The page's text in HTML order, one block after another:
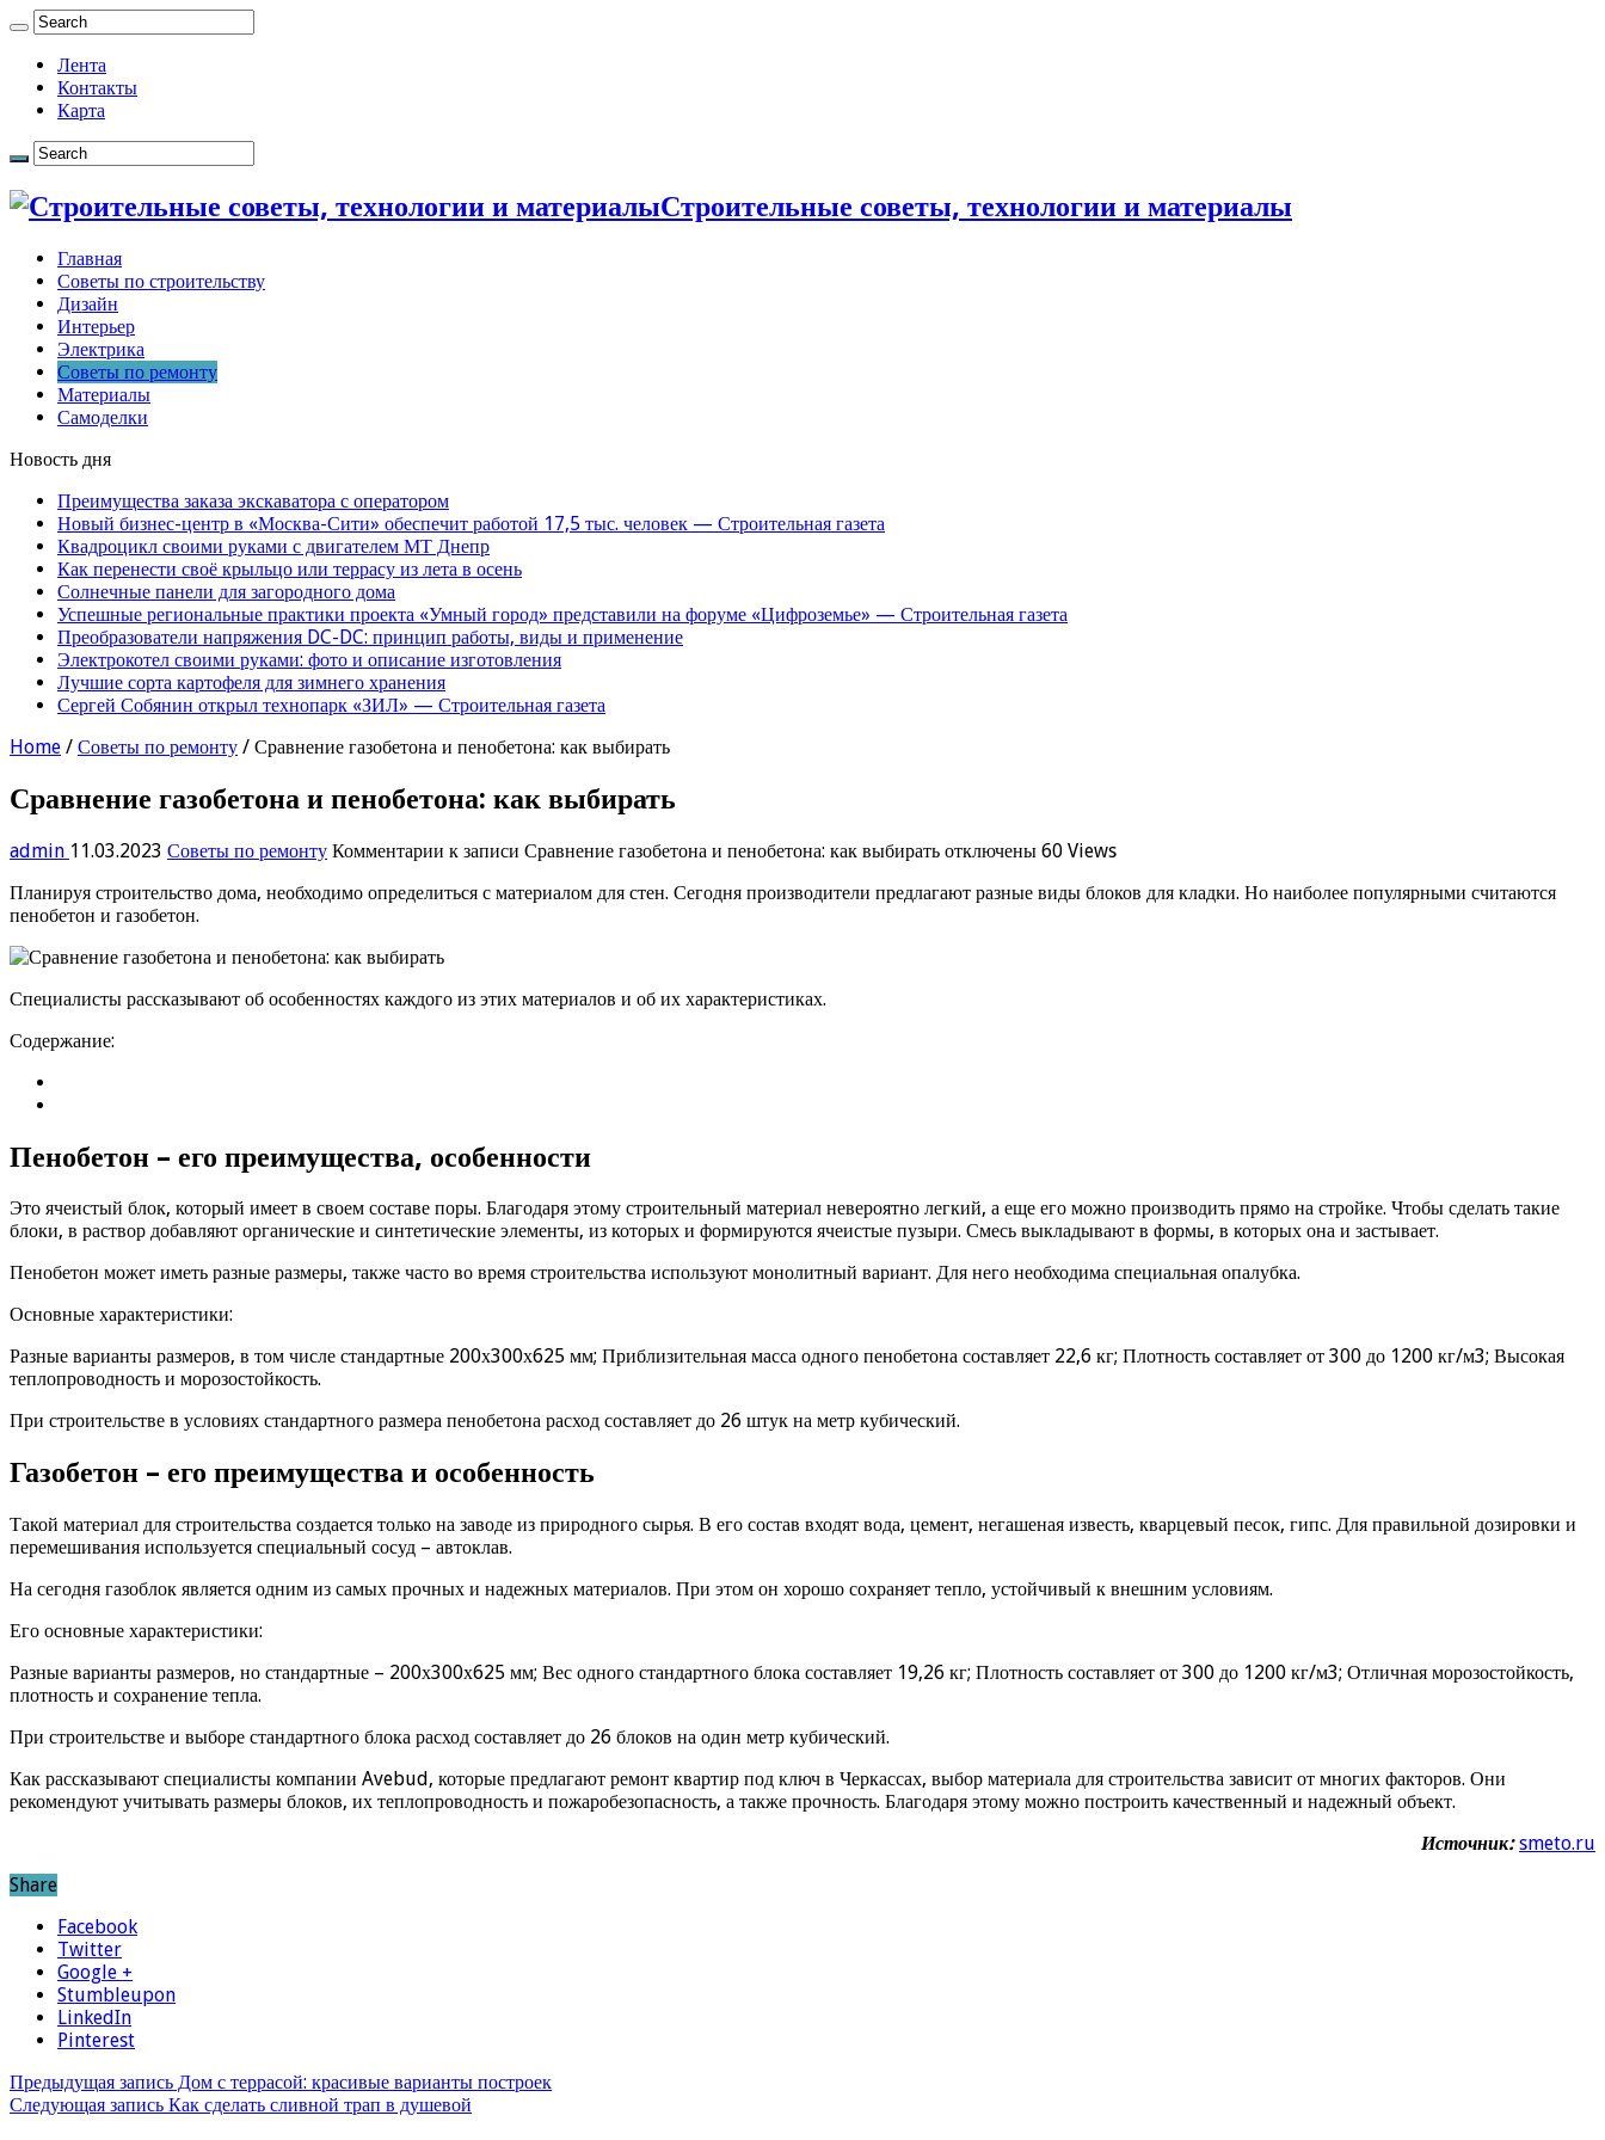
Лента
Контакты
Карта
Строительные советы, технологии и материалы
Главная
Советы по строительству
Дизайн
Интерьер
Электрика
Советы по ремонту
Материалы
Самоделки
Новость дня
Преимущества заказа экскаватора с оператором
Новый бизнес-центр в «Москва-Сити» обеспечит работой 17,5 тыс. человек — Строительная газета
Квадроцикл своими руками с двигателем МТ Днепр
Как перенести своё крыльцо или террасу из лета в осень
Солнечные панели для загородного дома
Успешные региональные практики проекта «Умный город» представили на форуме «Цифроземье» — Строительная газета
Преобразователи напряжения DC-DC: принцип работы, виды и применение
Электрокотел своими руками: фото и описание изготовления
Лучшие сорта картофеля для зимнего хранения
Сергей Собянин открыл технопарк «ЗИЛ» — Строительная газета
Home / Советы по ремонту / Сравнение газобетона и пенобетона: как выбирать
Сравнение газобетона и пенобетона: как выбирать
admin 11.03.2023 Советы по ремонту Комментарии к записи Сравнение газобетона и пенобетона: как выбирать отключены 60 Views
Планируя строительство дома, необходимо определиться с материалом для стен. Сегодня производители предлагают разные виды блоков для кладки. Но наиболее популярными считаются
пенобетон и газобетон.
Специалисты рассказывают об особенностях каждого из этих материалов и об их характеристиках.
Содержание:
Пенобетон – его преимущества, особенности
Это ячеистый блок, который имеет в своем составе поры. Благодаря этому строительный материал невероятно легкий, а еще его можно производить прямо на стройке. Чтобы сделать такие
блоки, в раствор добавляют органические и синтетические элементы, из которых и формируются ячеистые пузыри. Смесь выкладывают в формы, в которых она и застывает.
Пенобетон может иметь разные размеры, также часто во время строительства используют монолитный вариант. Для него необходима специальная опалубка.
Основные характеристики:
Разные варианты размеров, в том числе стандартные 200х300х625 мм; Приблизительная масса одного пенобетона составляет 22,6 кг; Плотность составляет от 300 до 1200 кг/м3; Высокая
теплопроводность и морозостойкость.
При строительстве в условиях стандартного размера пенобетона расход составляет до 26 штук на метр кубический.
Газобетон – его преимущества и особенность
Такой материал для строительства создается только на заводе из природного сырья. В его состав входят вода, цемент, негашеная известь, кварцевый песок, гипс. Для правильной дозировки и
перемешивания используется специальный сосуд – автоклав.
На сегодня газоблок является одним из самых прочных и надежных материалов. При этом он хорошо сохраняет тепло, устойчивый к внешним условиям.
Его основные характеристики:
Разные варианты размеров, но стандартные – 200х300х625 мм; Вес одного стандартного блока составляет 19,26 кг; Плотность составляет от 300 до 1200 кг/м3; Отличная морозостойкость,
плотность и сохранение тепла.
При строительстве и выборе стандартного блока расход составляет до 26 блоков на один метр кубический.
Как рассказывают специалисты компании Avebud, которые предлагают ремонт квартир под ключ в Черкассах, выбор материала для строительства зависит от многих факторов. Они
рекомендуют учитывать размеры блоков, их теплопроводность и пожаробезопасность, а также прочность. Благодаря этому можно построить качественный и надежный объект.
Источник: smeto.ru
Share
Facebook
Twitter
Google +
Stumbleupon
LinkedIn
Pinterest
Предыдущая запись Дом с террасой: красивые варианты построек
Следующая запись Как сделать сливной трап в душевой